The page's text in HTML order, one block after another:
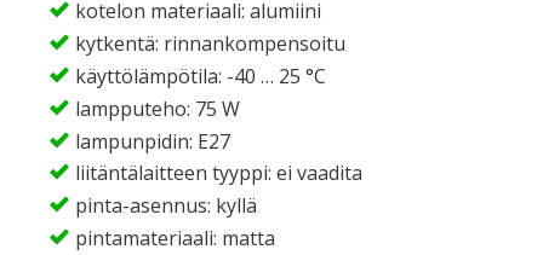
kotelon materiaali: alumiini
kytkentä: rinnankompensoitu
käyttölämpötila: -40 … 25 °C
lampputeho: 75 W
lampunpidin: E27
liitäntälaitteen tyyppi: ei vaadita
pinta-asennus: kyllä
pintamateriaali: matta